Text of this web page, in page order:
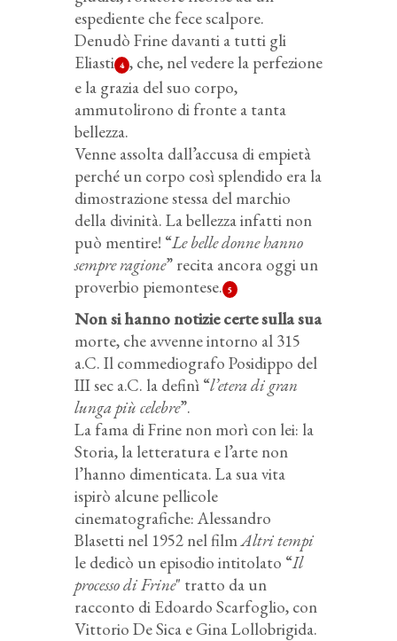
espediente che fece scalpore.
Denudò Frine davanti a tutti gli
Eliasti 4 , che, nel vedere la perfezione
e la grazia del suo corpo,
ammutolirono di fronte a tanta
bellezza.
Venne assolta dall’accusa di empietà
perché un corpo così splendido era la
dimostrazione stessa del marchio
della divinità. La bellezza infatti non
può mentire! “Le belle donne hanno
sempre ragione” recita ancora oggi un
proverbio piemontese. 5
Non si hanno notizie certe sulla sua
morte, che avvenne intorno al 315
a.C. Il commediografo Posidippo del
III sec a.C. la definì “l’etera di gran
lunga più celebre”.
La fama di Frine non morì con lei: la
Storia, la letteratura e l’arte non
l’hanno dimenticata. La sua vita
ispirò alcune pellicole
cinematografiche: Alessandro
Blasetti nel 1952 nel filmAltri tempi
le dedicò un episodio intitolato “Il
processo di Frine" tratto da un
racconto di Edoardo Scarfoglio, con
Vittorio De Sica e Gina Lollobrigida.